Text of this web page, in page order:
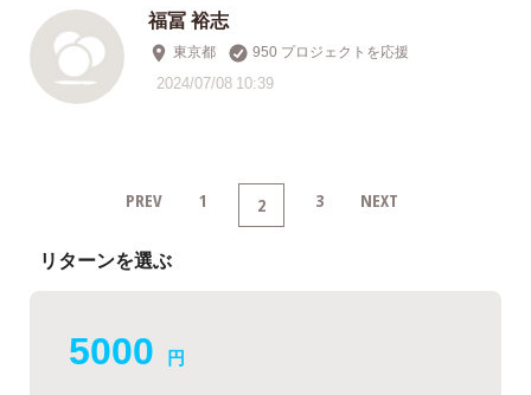
福冨 裕志
東京都 950 プロジェクトを応援
2024/07/08 10:39
PREV 1 2 3 NEXT
リターンを選ぶ
5000 円